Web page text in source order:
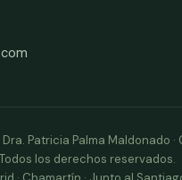
Patricia Palma Maldonado ·
los derechos reservados.